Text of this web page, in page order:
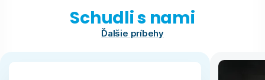
Schudli s nami
Ďalšie príbehy